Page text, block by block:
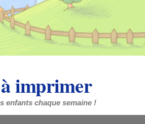
imprimer
enfants chaque semaine !